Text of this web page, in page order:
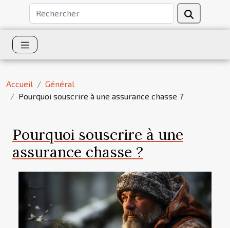
Accueil
Général
Pourquoi souscrire à une assurance chasse ?
Pourquoi souscrire à une
assurance chasse ?